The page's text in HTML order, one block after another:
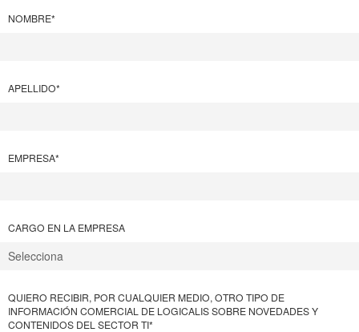
NOMBRE*
APELLIDO*
EMPRESA*
CARGO EN LA EMPRESA
QUIERO RECIBIR, POR CUALQUIER MEDIO, OTRO TIPO DE
INFORMACIÓN COMERCIAL DE LOGICALIS SOBRE NOVEDADES Y
CONTENIDOS DEL SECTOR TI*